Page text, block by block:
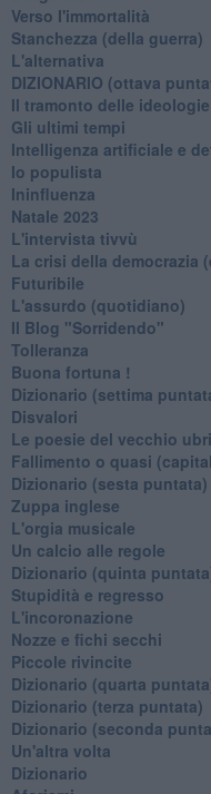
Verso l'immortalità
Stanchezza (della guerra)
L'alternativa
​DIZIONARIO (ottava
Il tramonto delle ideologie
Gli ultimi tempi
Intelligenza artificiale e
Io populista
Ininfluenza
Natale 2023
L'intervista tivvù
La crisi della democrazia
Futuribile
L'assurdo (quotidiano)
Il Blog "Sorridendo"
Tolleranza
Buona fortuna !
​Dizionario (settima
Disvalori
Le poesie del vecchio
Fallimento o quasi
Dizionario (sesta puntata)
Zuppa inglese
L'orgia musicale
Un calcio alle regole
Dizionario (quinta
Stupidità e regresso
L'incoronazione
Nozze e fichi secchi
Piccole rivincite
​Dizionario (quarta
​Dizionario (terza puntata)
​Dizionario (seconda
Un'altra volta
Dizionario